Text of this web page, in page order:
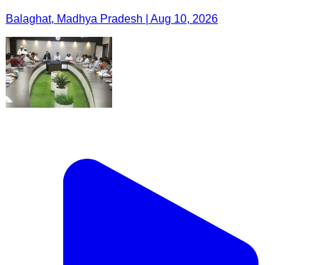
Balaghat, Madhya Pradesh | Aug 10, 2026